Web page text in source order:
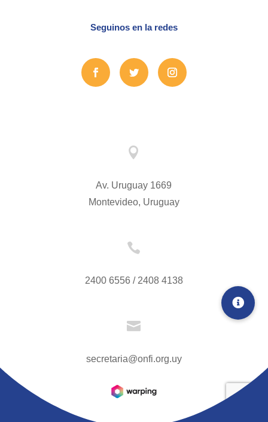
Seguinos en la redes

Av. Uruguay 1669
Montevideo, Uruguay

2400 6556 / 2408 4138

secretaria@onfi.org.uy